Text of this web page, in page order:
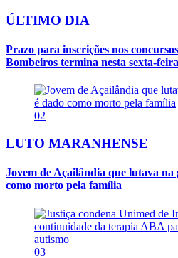
ÚLTIMO DIA
Prazo para inscrições nos
Bombeiros termina nesta sexta-
02
LUTO MARANHENSE
Jovem de Açailândia que lutava
como morto pela família
03